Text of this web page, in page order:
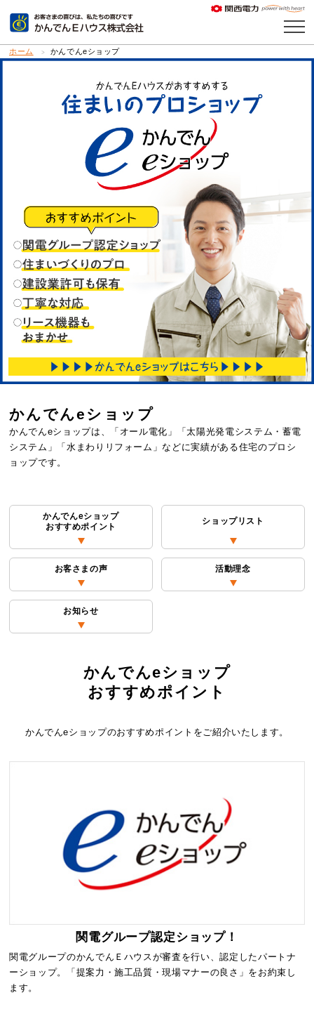
ホーム かんでんeショップ
かんでんeショップ
かんでんeショップは、「オール電化」「太陽光発電システム・蓄電
システム」「水まわりリフォーム」などに実績がある住宅のプロシ
ョップです。
かんでんeショップ
おすすめポイント
ショップリスト
お客さまの声 活動理念
お知らせ
かんでんeショップ
おすすめポイント
かんでんeショップのおすすめポイントをご紹介いたします。
関電グループ認定ショップ！
関電グループのかんでんＥハウスが審査を行い、認定したパートナ
ーショップ。「提案力・施工品質・現場マナーの良さ」をお約束し
ます。